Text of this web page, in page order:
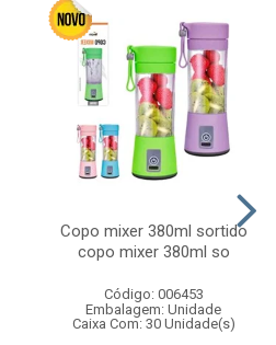
Copo mixer 380ml sortido
copo mixer 380ml so
Código: 006453
Embalagem: Unidade
Caixa Com: 30 Unidade(s)